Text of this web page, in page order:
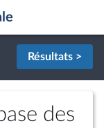
Résultats >
des